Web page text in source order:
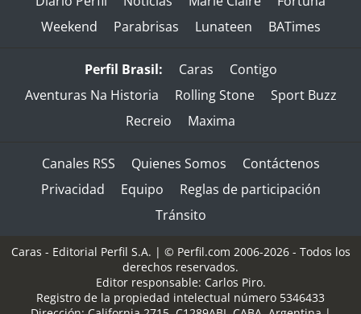
Weekend
Parabrisas Lunateen BATimes
Perfil Brasil: Caras
Contigo
Aventuras Na Historia
Rolling Stone
Sport Buzz
Recreio
Maxima
Canales RSS Quienes Somos
Contáctenos
Privacidad
Equipo
Reglas de participación
Tránsito
Caras - Editorial Perfil S.A. | © Perfil.com 2006-2026 - Todos los
derechos reservados.
Editor responsable: Carlos Piro.
Registro de la propiedad intelectual número 5346433